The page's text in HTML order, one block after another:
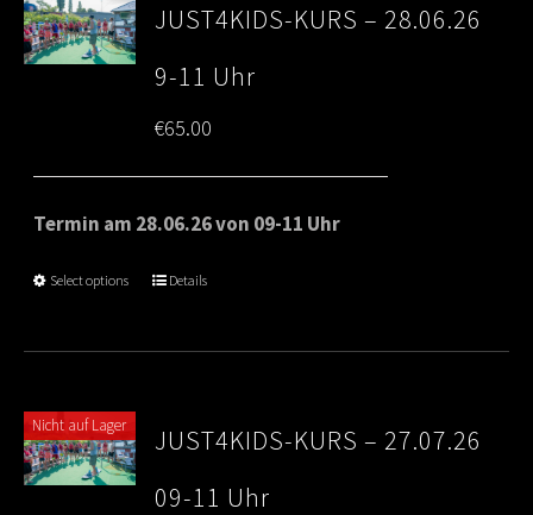
JUST4KIDS-KURS – 28.06.26
9-11 Uhr
€65.00
Termin am 28.06.26 von 09-11 Uhr
Select options Details
Nicht auf Lager
JUST4KIDS-KURS – 27.07.26
09-11 Uhr